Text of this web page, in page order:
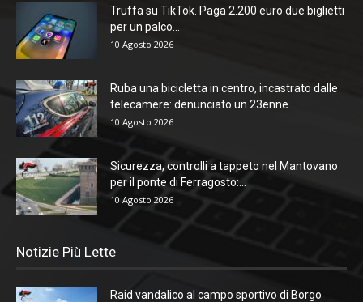
Truffa su TikTok. Paga 2.200 euro due biglietti
per un palco...
10 Agosto 2026
Ruba una bicicletta in centro, incastrato dalle
telecamere: denunciato un 23enne...
10 Agosto 2026
Sicurezza, controlli a tappeto nel Mantovano
per il ponte di Ferragosto:...
10 Agosto 2026
Notizie Più Lette
Raid vandalico al campo sportivo di Borgo